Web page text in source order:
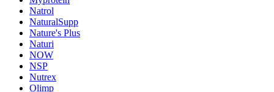
Natrol
NaturalSupp
Nature's Plus
Naturi
NOW
NSP
Nutrex
Olimp